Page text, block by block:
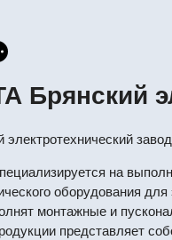
Брянский
завод
на
оборудования
монтажные и
представляет